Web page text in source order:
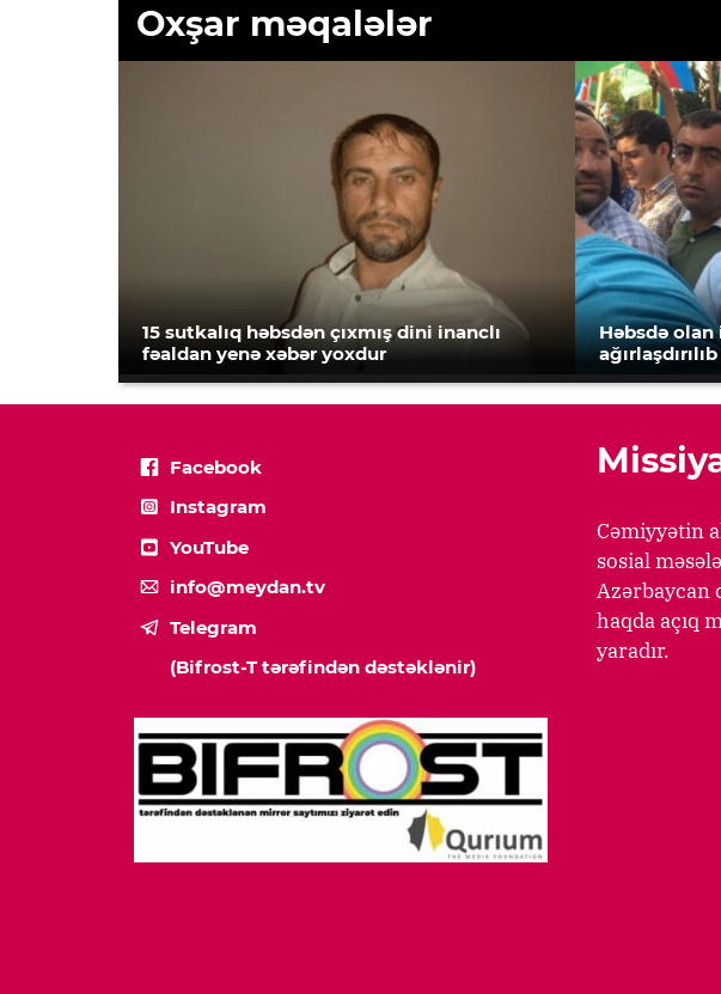
Oxşar məqalələr
15 sutkalıq həbsdən çıxmış dini inanclı
fəaldan yenə xəbər yoxdur
Həbsdə olan
ağırlaşdırılıb
Facebook
Instagram
YouTube
info@meydan.tv
Telegram
(Bifrost-T tərəfindən dəstəklənir)
Cəmiyyətin
sosial
Azərbaycan
haqda açıq
yaradır.